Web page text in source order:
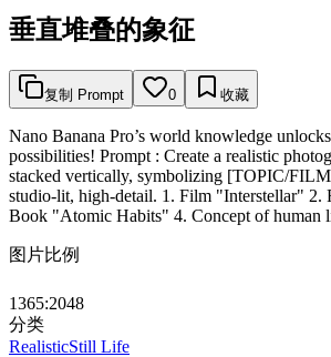
垂直堆叠的象征
复制 Prompt 0 收藏
Nano Banana Pro’s world knowledge
possibilities! Prompt : Create a realistic
stacked vertically, symbolizing [TOPIC/
studio-lit, high-detail. 1. Film "Interstellar" 2.
Book "Atomic Habits" 4. Concept of human
图片比例
1365:2048
分类
RealisticStill Life